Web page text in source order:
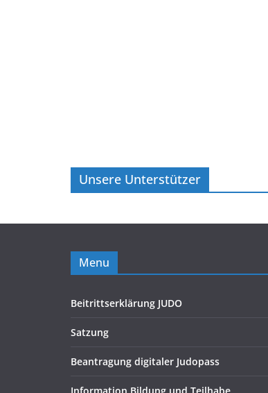
Unsere Unterstützer
Menu
Beitrittserklärung JUDO
Satzung
Beantragung digitaler Judopass